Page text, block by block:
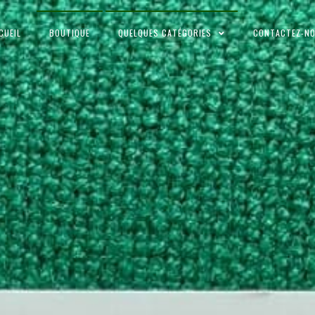
BOUTIQUE QUELQUES CATÉGORIES CONTACTEZ-